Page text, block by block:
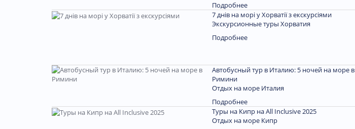
Подробнее
7 днів на морі у Хорватії з екскурсіями
Экскурсионные туры Хорватия
Подробнее
Автобусный тур в Италию: 5 ночей на море в
Римини
Отдых на море Италия
Подробнее
Туры на Кипр на All Inclusive 2025
Отдых на море Кипр